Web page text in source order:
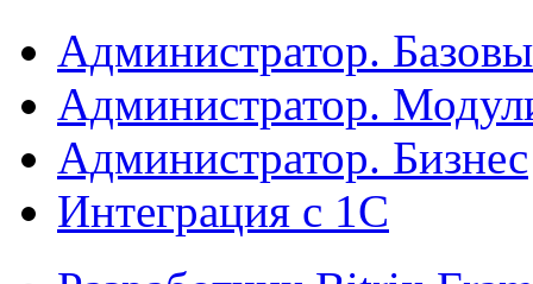
Администратор.
Администратор.
Администратор. Бизнес
Интеграция с 1С